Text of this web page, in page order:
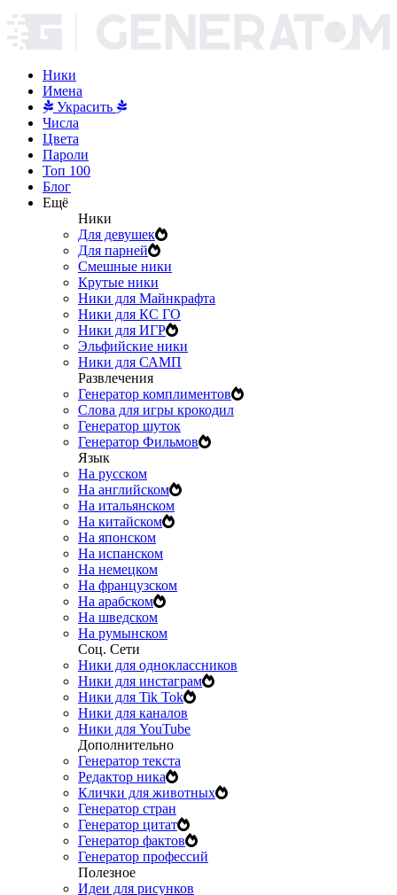
Ники
Имена
Украсить
Числа
Цвета
Пароли
Топ 100
Блог
Ещё
Ники
Для девушек
Для парней
Смешные ники
Крутые ники
Ники для Майнкрафта
Ники для КС ГО
Ники для ИГР
Эльфийские ники
Ники для САМП
Развлечения
Генератор комплиментов
Слова для игры крокодил
Генератор шуток
Генератор Фильмов
Язык
На русском
На английском
На итальянском
На китайском
На японском
На испанском
На немецком
На французском
На арабском
На шведском
На румынском
Соц. Сети
Ники для одноклассников
Ники для инстаграм
Ники для Tik Tok
Ники для каналов
Ники для YouTube
Дополнительно
Генератор текста
Редактор ника
Клички для животных
Генератор стран
Генератор цитат
Генератор фактов
Генератор профессий
Полезное
Идеи для рисунков